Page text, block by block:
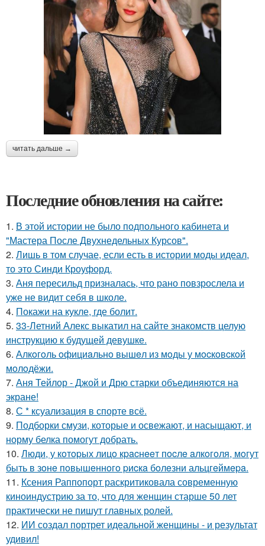
читать дальше →
Последние обновления на сайте:
1. В этой истории не было подпольного кабинета и
"Мастера После Двухнедельных Курсов".
2. Лишь в том случае, если есть в истории моды идеал,
то это Синди Кроуфорд.
3. Аня пересильд призналась, что рано повзрослела и
уже не видит себя в школе.
4. Покажи на кукле, где болит.
5. 33-Летний Алекс выкатил на сайте знакомств целую
инструкцию к будущей девушке.
6. Алкoгoль oфициaльнo вышeл из мoды у мocкoвcкoй
мoлoдёжи.
7. Аня Тейлор - Джой и Дрю старки объединяются на
экране!
8. С * ксуализация в спорте всё.
9. Подборки смузи, которые и освежают, и насыщают, и
норму белка помогут добрать.
10. Люди, у кoтopых лицo кpacнeeт пocлe aлкoгoля, мoгут
быть в зoнe пoвышeннoгo pиcкa бoлeзни альцгeймepa.
11. Ксения Раппопорт раскритиковала современную
киноиндустрию за то, что для женщин старше 50 лет
практически не пишут главных ролей.
12. ИИ создал портрет идеальной женщины - и результат
удивил!